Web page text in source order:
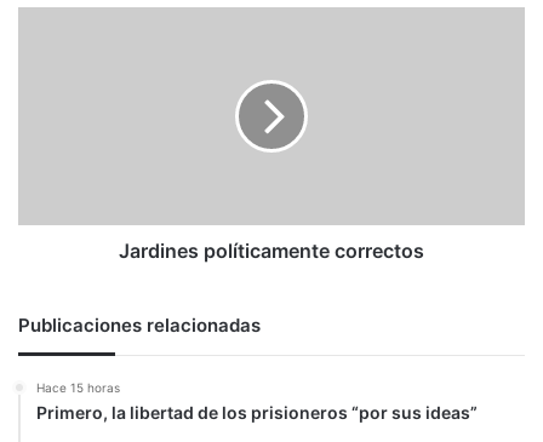
Jardines políticamente correctos
Publicaciones relacionadas
Hace 15 horas
Primero, la libertad de los prisioneros “por sus ideas”